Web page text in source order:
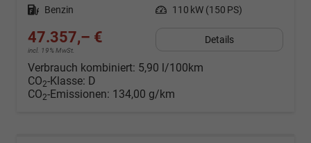
Kraftstoff Benzin Leistung 110 kW (150 PS)
47.357,– €
incl. 19% MwSt.
Details
Verbrauch kombiniert: 5,90 l/100km
CO2-Klasse: D
CO2-Emissionen: 134,00 g/km